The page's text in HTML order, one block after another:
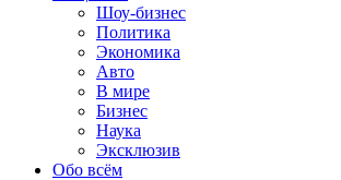
Шоу-бизнес
Политика
Экономика
Авто
В мире
Бизнес
Наука
Эксклюзив
Обо всём